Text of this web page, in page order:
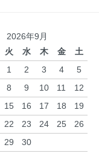
2026年9月
火 水 木 金
土
1
2 3 4
5
8 9 10 11
12
15 16 17 18
19
22 23 24 25
26
29 30